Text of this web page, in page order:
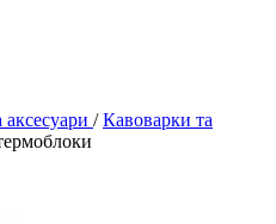
/ Кавоварки та